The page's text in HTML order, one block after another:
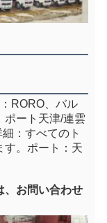
RORO、バル
ポート天津/連雲
：すべてのト
す。ポート：天
、お問い合わせ